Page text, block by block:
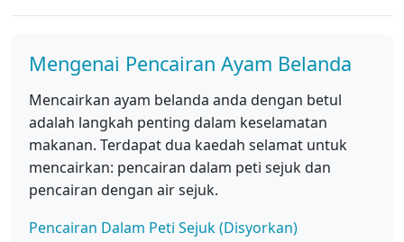
Mengenai Pencairan Ayam Belanda
Mencairkan ayam belanda anda dengan betul
adalah langkah penting dalam keselamatan
makanan. Terdapat dua kaedah selamat untuk
mencairkan: pencairan dalam peti sejuk dan
pencairan dengan air sejuk.
Pencairan Dalam Peti Sejuk (Disyorkan)